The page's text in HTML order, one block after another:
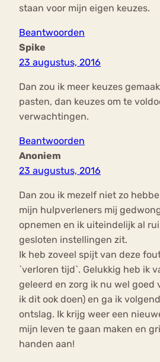
staan voor mijn eigen keuzes.
Beantwoorden
Spike
23 augustus, 2016
Dan zou ik meer keuzes
pasten, dan keuzes om te
verwachtingen.
Beantwoorden
Anoniem
23 augustus, 2016
Dan zou ik mezelf niet zo
mijn hulpverleners mij
opnemen en ik uiteindelijk al
gesloten instellingen zit.
Ik heb zoveel spijt van deze
`verloren tijd`. Gelukkig heb ik
geleerd en zorg ik nu wel goed
ik dit ook doen) en ga ik
ontslag. Ik krijg weer een
mijn leven te gaan maken en
handen aan!